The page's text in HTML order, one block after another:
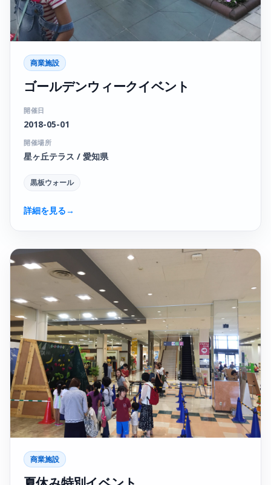
商業施設
ゴールデンウィークイベント
開催日
2018-05-01
開催場所
星ヶ丘テラス / 愛知県
黒板ウォール
詳細を見る→
商業施設